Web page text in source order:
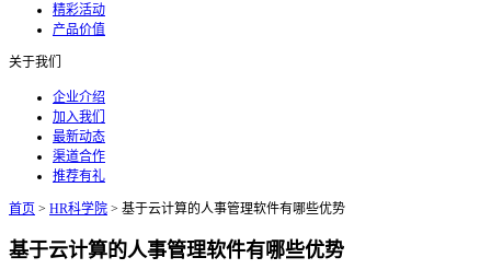
精彩活动
产品价值
关于我们
企业介绍
加入我们
最新动态
渠道合作
推荐有礼
首页 > HR科学院 > 基于云计算的人事管理软件有哪些优势
基于云计算的人事管理软件有哪些优势